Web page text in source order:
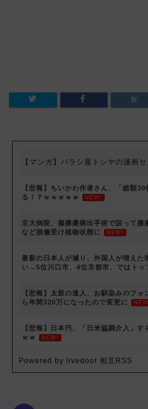
【マンガ】バラシ屋トシヤの漫画
【悲報】ちいかわ作者さん、「総額
る！？ｗｗｗｗｗ
NEW!
京大病院、脳腫瘍摘出手術で誤って
など損傷受け植物状態に
NEW!
最新の日本人が減り、外国人が増えた
い→5位川口市、4位京都市、ではトッ
【悲報】太鼓の達人、お馴染みのフ
ら年間320万になったので変更に
【悲報】日本円、「日米協調介入」
ｗｗ
NEW!
Powered by livedoor 相互RSS